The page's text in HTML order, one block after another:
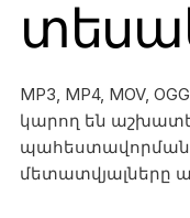
MP3, MP4, MOV,
կարող են
պահեստավորման
մետատվյալները